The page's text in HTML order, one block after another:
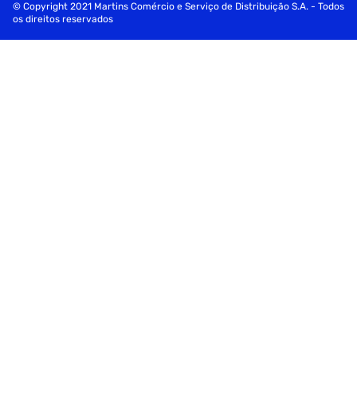
© Copyright 2021 Martins Comércio e Serviço de Distribuição S.A. - Todos
os direitos reservados